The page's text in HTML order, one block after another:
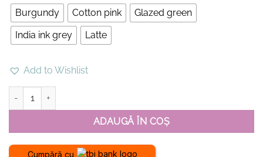
Burgundy Cotton pink
Glazed green
India ink grey
Latte
Add to Wishlist
ADAUGĂ ÎN COȘ
Cumpără cu